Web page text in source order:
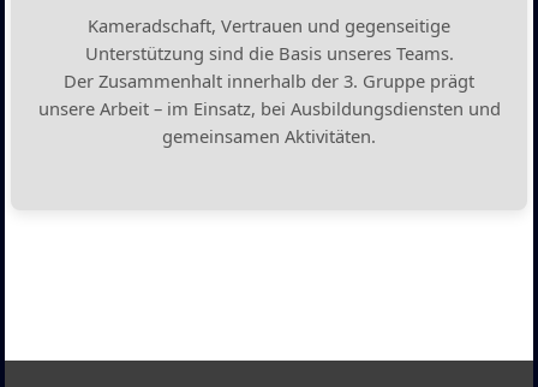
Kameradschaft, Vertrauen und gegenseitige
Unterstützung sind die Basis unseres Teams.
Der Zusammenhalt innerhalb der 3. Gruppe prägt
unsere Arbeit – im Einsatz, bei Ausbildungsdiensten und
gemeinsamen Aktivitäten.